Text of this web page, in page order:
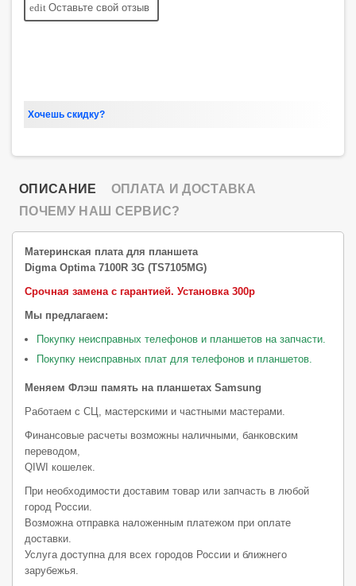
edit Оставьте свой отзыв
Хочешь скидку?
ОПИСАНИЕ
ОПЛАТА И ДОСТАВКА
ПОЧЕМУ НАШ СЕРВИС?
Материнская плата для планшета
Digma Optima 7100R 3G (TS7105MG)
Срочная замена с гарантией. Установка 300р
Мы предлагаем:
Покупку неисправных телефонов и планшетов на запчасти.
Покупку неисправных плат для телефонов и планшетов.
Меняем Флэш память на планшетах Samsung
Работаем с СЦ, мастерскими и частными мастерами.
Финансовые расчеты возможны наличными, банковским
переводом,
QIWI кошелек.
При необходимости доставим товар или запчасть в любой
город России.
Возможна отправка наложенным платежом при оплате
доставки.
Услуга доступна для всех городов России и ближнего
зарубежья.